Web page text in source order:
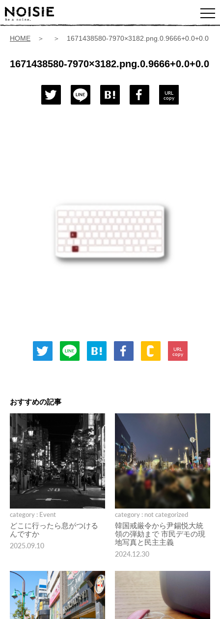
HOME ＞ ＞ 1671438580-7970×3182.png.0.9666+0.0+0.0
1671438580-7970×3182.png.0.9666+0.0+0.0
URL
copy
URL
copy
おすすめの記事
category : Event
どこに行ったら息がつける
んですか
2025.09.10
category : not categorized
韓国戒厳令から尹錫悦大統
領の弾劾まで 市民デモの現
地写真と民主主義
2024.12.30